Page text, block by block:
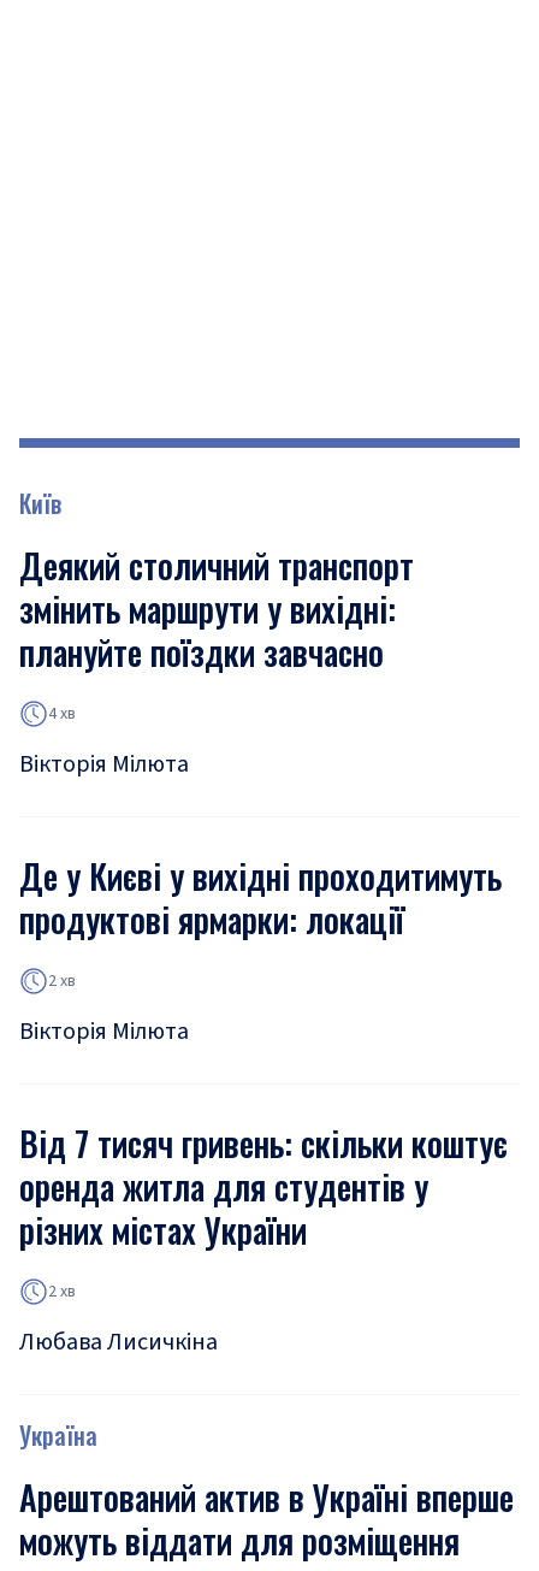
Київ
Деякий столичний транспорт
змінить маршрути у вихідні:
плануйте поїздки завчасно
4 хв
Вікторія Мілюта
Де у Києві у вихідні проходитимуть
продуктові ярмарки: локації
2 хв
Вікторія Мілюта
Від 7 тисяч гривень: скільки коштує
оренда житла для студентів у
різних містах України
2 хв
Любава Лисичкіна
Україна
Арештований актив в Україні вперше
можуть віддати для розміщення